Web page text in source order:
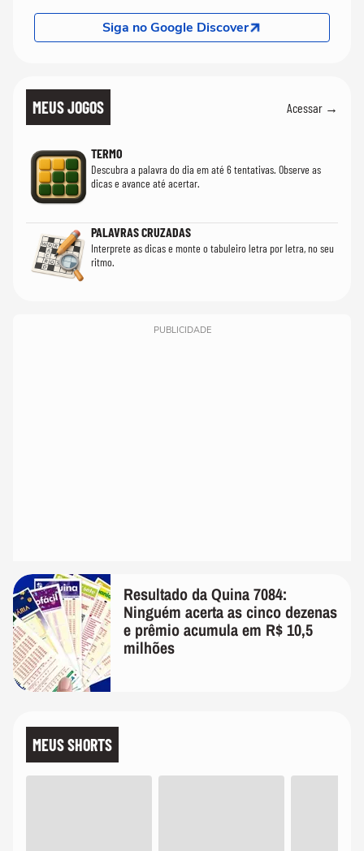
Siga no Google Discover
MEUS JOGOS Acessar →
TERMO
Descubra a palavra do dia em até 6 tentativas. Observe as
dicas e avance até acertar.
PALAVRAS CRUZADAS
Interprete as dicas e monte o tabuleiro letra por letra, no seu
ritmo.
PUBLICIDADE
Resultado da Quina 7084:
Ninguém acerta as cinco dezenas
e prêmio acumula em R$ 10,5
milhões
MEUS SHORTS